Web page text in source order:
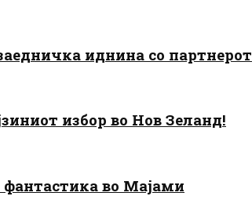
иднина со партнерот
избор во Нов Зеланд!
фантастика во Мајами